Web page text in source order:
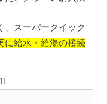
、スーパークイック
に給水・給湯の接続